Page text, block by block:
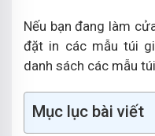
Nếu bạn đang làm
đặt in các mẫu túi
danh sách các mẫu
Mục lục bài viết